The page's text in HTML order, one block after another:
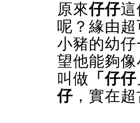
原來仔仔
呢？緣由
小豬的幼
望他能夠
叫做 「仔仔
仔 ，實在